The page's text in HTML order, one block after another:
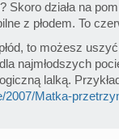
Skoro działa na
z płodem. To
to możesz
najmłodszych
lalką.
2007/Matka-